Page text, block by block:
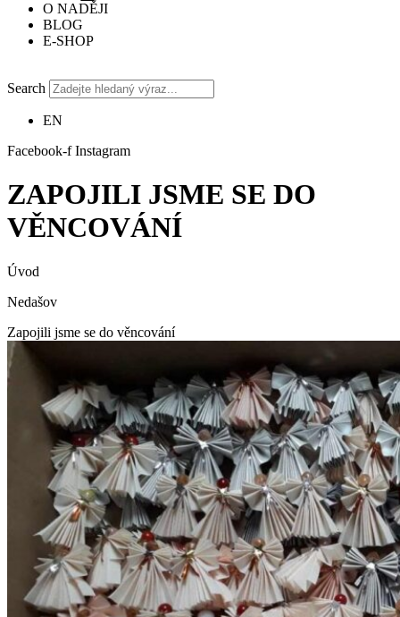
O NADĚJI
BLOG
E-SHOP
Search
EN
Facebook-f Instagram
ZAPOJILI JSME SE DO
VĚNCOVÁNÍ
Úvod
Nedašov
Zapojili jsme se do věncování